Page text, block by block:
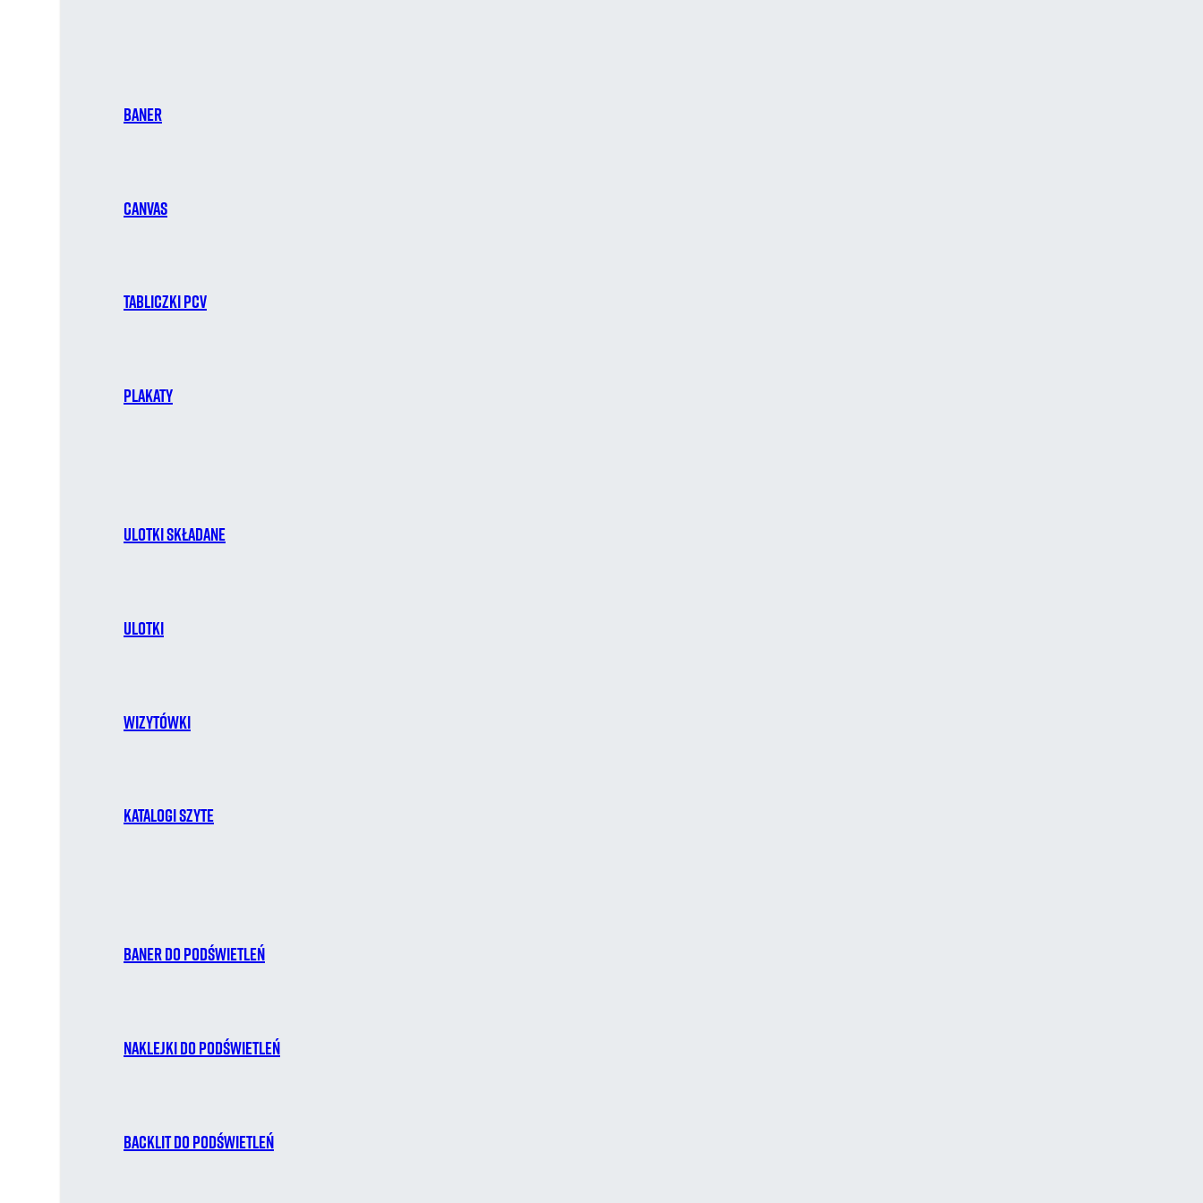
Baner
Canvas
Tabliczki PCV
Plakaty
Ulotki składane
Ulotki
Wizytówki
Katalogi szyte
Baner do podświetleń
Naklejki do podświetleń
Backlit do podświetleń